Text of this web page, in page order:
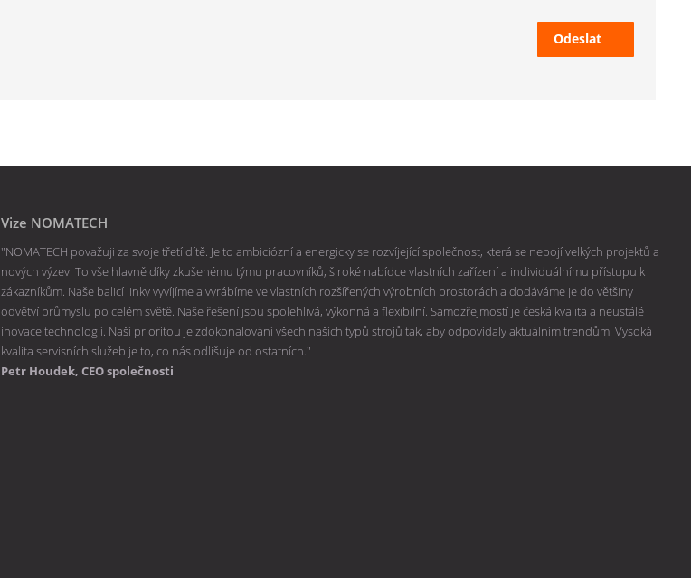
Odeslat
Vize NOMATECH
"NOMATECH považuji za svoje třetí dítě. Je to ambiciózní a energicky se rozvíjející společnost, která se nebojí velkých projektů a
nových výzev. To vše hlavně díky zkušenému týmu pracovníků, široké nabídce vlastních zařízení a individuálnímu přístupu k
zákazníkům. Naše balicí linky vyvíjíme a vyrábíme ve vlastních rozšířených výrobních prostorách a dodáváme je do většiny
odvětví průmyslu po celém světě. Naše řešení jsou spolehlivá, výkonná a flexibilní. Samozřejmostí je česká kvalita a neustálé
inovace technologií. Naší prioritou je zdokonalování všech našich typů strojů tak, aby odpovídaly aktuálním trendům. Vysoká
kvalita servisních služeb je to, co nás odlišuje od ostatních."
Petr Houdek, CEO společnosti